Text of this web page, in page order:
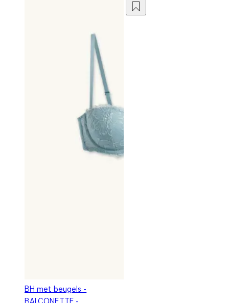
BH met beugels -
BALCONETTE -